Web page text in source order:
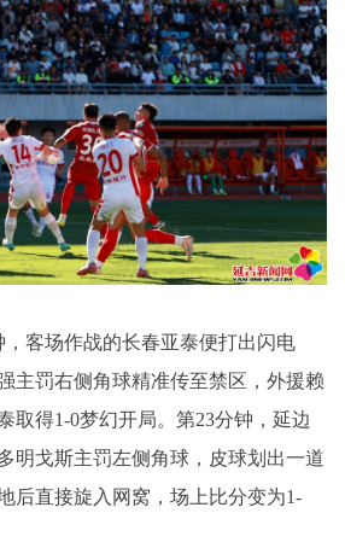
客场作战的长春亚泰便打出闪电
主罚右侧角球精准传至禁区，外援赖
取得1-0梦幻开局。第23分钟，延边
明戈斯主罚左侧角球，皮球划出一道
后直接旋入网窝，场上比分变为1-